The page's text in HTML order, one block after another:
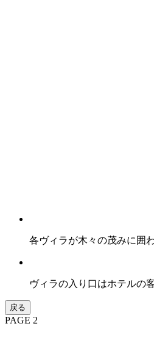
各ヴィラが木々の茂みに囲
ヴィラの入り口はホテルの
戻る
PAGE 2